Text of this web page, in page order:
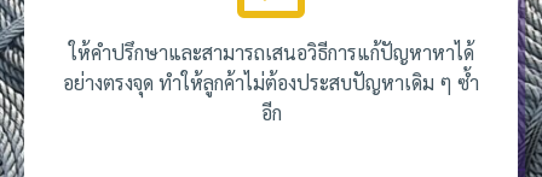
ให้คำปรึกษาและสามารถเสนอวิธีการแก้ปัญหาหาได้
อย่างตรงจุด ทำให้ลูกค้าไม่ต้องประสบปัญหาเดิม ๆ ซ้ำ
อีก